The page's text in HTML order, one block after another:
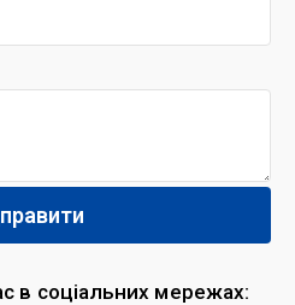
в соціальних мережах: